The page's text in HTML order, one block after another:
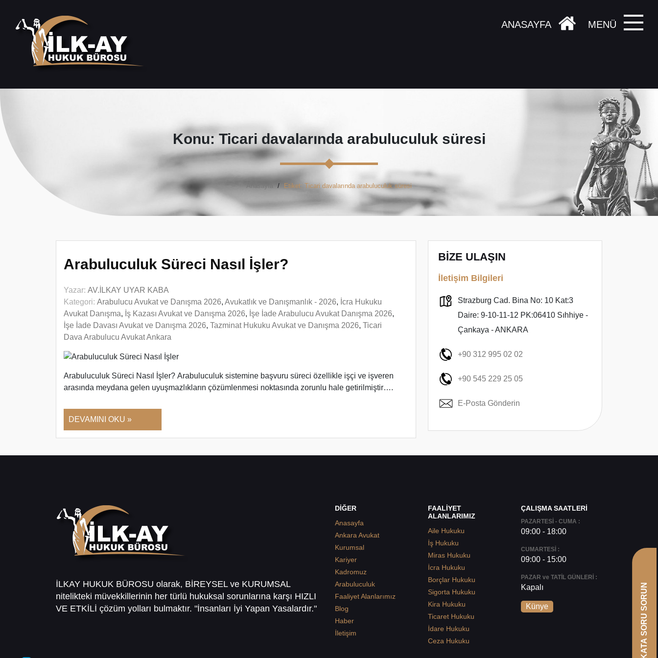
MENÜ
ANASAYFA
Konu: Ticari davalarında arabuluculuk süresi
Anasayfa Etiket: Ticari davalarında arabuluculuk süresi
Arabuluculuk Süreci Nasıl İşler?
Yazar: AV.İLKAY UYAR KABA
Kategori: Arabulucu Avukat ve Danışma 2026, Avukatlık ve Danışmanlık - 2026, İcra Hukuku
Avukat Danışma, İş Kazası Avukat ve Danışma 2026, İşe İade Arabulucu Avukat Danışma 2026,
İşe İade Davası Avukat ve Danışma 2026, Tazminat Hukuku Avukat ve Danışma 2026, Ticari
Dava Arabulucu Avukat Ankara
Arabuluculuk Süreci Nasıl İşler? Arabuluculuk sistemine başvuru süreci özellikle işçi ve işveren
arasında meydana gelen uyuşmazlıkların çözümlenmesi noktasında zorunlu hale getirilmiştir….
DEVAMINI OKU »
BİZE ULAŞIN
İletişim Bilgileri
Strazburg Cad. Bina No: 10 Kat:3
Daire: 9-10-11-12 PK:06410 Sıhhiye -
Çankaya - ANKARA
+90 312 995 02 02
+90 545 229 25 05
E-Posta Gönderin
İLKAY HUKUK BÜROSU olarak, BİREYSEL ve KURUMSAL
nitelikteki müvekkillerinin her türlü hukuksal sorunlarına karşı HIZLI
VE ETKİLİ çözüm yolları bulmaktır. "İnsanları İyi Yapan Yasalardır."
DİĞER
Anasayfa
Ankara Avukat
Kurumsal
Kariyer
Kadromuz
Arabuluculuk
Faaliyet Alanlarımız
Blog
Haber
İletişim
FAALİYET
ALANLARIMIZ
Aile Hukuku
İş Hukuku
Miras Hukuku
İcra Hukuku
Borçlar Hukuku
Sigorta Hukuku
Kira Hukuku
Ticaret Hukuku
İdare Hukuku
Ceza Hukuku
ÇALIŞMA SAATLERİ
PAZARTESİ - CUMA :
09:00 - 18:00
CUMARTESİ :
09:00 - 15:00
PAZAR ve TATİL GÜNLERİ :
Kapalı
Künye AVUKATA SORU SORUN